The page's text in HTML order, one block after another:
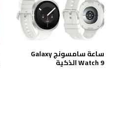
ساعة سامسونج Galaxy
Watch 9 الذكية